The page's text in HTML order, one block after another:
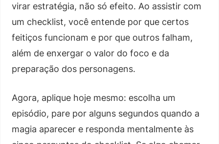
virar estratégia, não só efeito. Ao assistir com
um checklist, você entende por que certos
feitiços funcionam e por que outros falham,
além de enxergar o valor do foco e da
preparação dos personagens.
Agora, aplique hoje mesmo: escolha um
episódio, pare por alguns segundos quando a
magia aparecer e responda mentalmente às